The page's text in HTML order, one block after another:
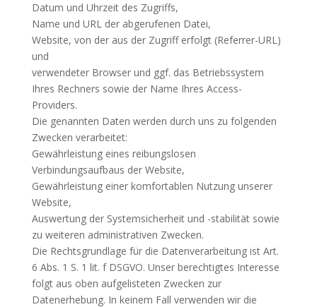
Datum und Uhrzeit des Zugriffs,
Name und URL der abgerufenen Datei,
Website, von der aus der Zugriff erfolgt (Referrer-URL)
und
verwendeter Browser und ggf. das Betriebssystem
Ihres Rechners sowie der Name Ihres Access-
Providers.
Die genannten Daten werden durch uns zu folgenden
Zwecken verarbeitet:
Gewährleistung eines reibungslosen
Verbindungsaufbaus der Website,
Gewährleistung einer komfortablen Nutzung unserer
Website,
Auswertung der Systemsicherheit und -stabilität sowie
zu weiteren administrativen Zwecken.
Die Rechtsgrundlage für die Datenverarbeitung ist Art.
6 Abs. 1 S. 1 lit. f DSGVO. Unser berechtigtes Interesse
folgt aus oben aufgelisteten Zwecken zur
Datenerhebung. In keinem Fall verwenden wir die